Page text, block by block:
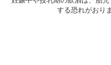
する恐れがおり